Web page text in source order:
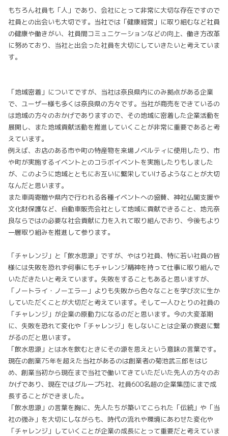
もちろん社員も「人」であり、会社にとって非常に大切な存在ですので
社員との出会いも大切です。当社では「健康経営」に取り組むなど社員
の健康や働きがい、社員間コミュニケーションなどの向上、働き方改革
に努めており、当社と出会った社員を大切にしていきたいと考えていま
す。
「地域密着」についてですが、当社は奈良県内にのみ拠点がある企業
で、ユーザー様も多くは奈良県の方々です。当社が商売をできているの
は地域の方々のおかげでありますので、その地域に密着した企業活動を
展開し、また地域貢献活動を推進していくことが非常に重要であると考
えています。
例えば、お店のある市や町の特産物を来場ノベルティに使用したり、市
や町が実施するイベントとのコラボイベントを実施したりもしました
が、このように地域とともにお互いに繁栄していけるようなことが大切
なんだと思います。
また車両寄贈や県内で行われる各種イベントへの協賛、神社仏閣支援や
文化財保護など、自動車販売会社として地域に貢献できること、地元奈
良ならではの必要な社会貢献に力を入れて取り組んでおり、今後もより
一層取り組みを推進して参ります。
「チャレンジ」と「飲水思源」ですが、やはり社員、特に若い社員の皆
様には失敗を恐れず何事にもチャレンジ精神を持って仕事に取り組んで
いただきたいと考えています。失敗をすることもあると思いますが、
「ノートライ・ノーエラー」よりも失敗から色々なことを学び次に生か
していただくことが大切だと考えています。そして一人ひとりの社員の
「チャレンジ」が企業の原動力になるのだと思います。今の大変革期
に、失敗を恐れて変化や「チャレンジ」をしないことは企業の衰退に繋
がるのだと思います。
「飲水思源」とは水を飲むときにその源を思えという意味の言葉です。
現在の創業75年を超えた当社があるのは創業者の菊池武三郎をはじ
め、創業当初から現在まで当社で働いてきていただいた先人の方々のお
かげであり、現在ではグループ5社、社員600名超の企業集団にまで成
長することができました。
「飲水思源」の言葉を胸に、先人たちが築いてこられた「伝統」や「当
社の強み」を大切にしながらも、時代の流れや環境にあわせた変化や
「チャレンジ」していくことが企業の成長にとって重要だと考えていま